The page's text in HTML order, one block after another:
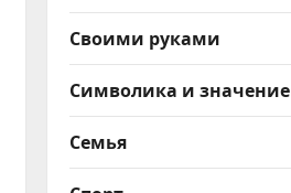
Своими руками
Символика и значение
Семья